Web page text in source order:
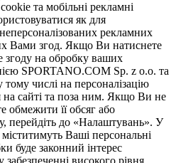
та мобільні рекламні
як для
рекламних
Вами згод. Якщо Ви натиснете
згоду на обробку ваших
SPORTANO.COM Sp. z o.o. та
числі на персоналізацію
на сайті та поза ним. Якщо Ви не
обмежити її обсяг або
перейдіть до «Налаштувань». У
Ваші персональні
буде законний інтерес
забезпеченні високого рівня